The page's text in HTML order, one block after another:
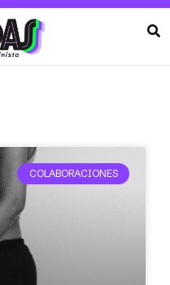
COLABORACIONES